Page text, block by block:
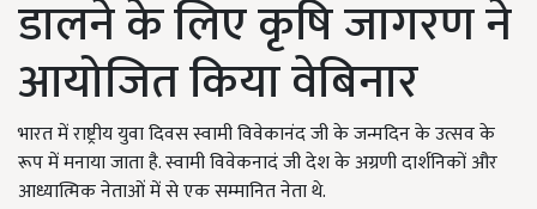
डालने के लिए कृषि जागरण ने
आयोजित किया वेबिनार
भारत में राष्ट्रीय युवा दिवस स्वामी विवेकानंद जी के जन्मदिन के उत्सव के
रूप में मनाया जाता है. स्वामी विवेकनादं जी देश के अग्रणी दार्शनिकों और
आध्यात्मिक नेताओं में से एक सम्मानित नेता थे.